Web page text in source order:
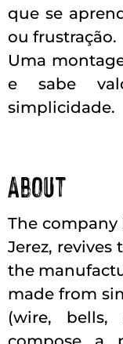
que se
ou frustração.
Uma
e sabe
simplicidade.
About
The company
Jerez,
the
made from
(wire, bells,